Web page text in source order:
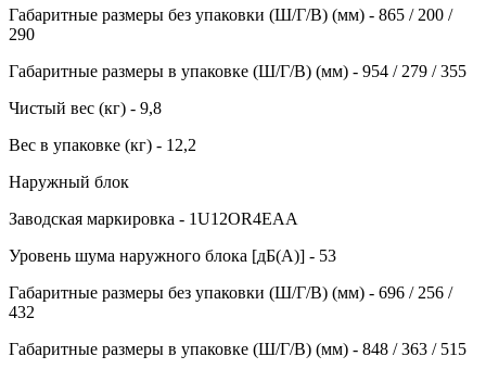
Габаритные размеры без упаковки (Ш/Г/В) (мм) - 865 / 200 /
290
Габаритные размеры в упаковке (Ш/Г/В) (мм) - 954 / 279 / 355
Чистый вес (кг) - 9,8
Вес в упаковке (кг) - 12,2
Наружный блок
Заводская маркировка - 1U12OR4EAA
Уровень шума наружного блока [дБ(А)] - 53
Габаритные размеры без упаковки (Ш/Г/В) (мм) - 696 / 256 /
432
Габаритные размеры в упаковке (Ш/Г/В) (мм) - 848 / 363 / 515